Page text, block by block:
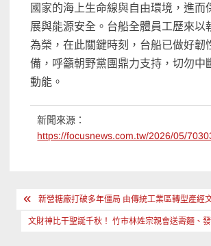
國家的海上生命線與自由環境，進而
展與能源安全。台船全體員工歷來以
為榮，在此關鍵時刻，台船已做好韌
備，呼籲朝野黨團鼎力支持，切勿中
動能。
新聞來源：
https://focusnews.com.tw/2026/05/
文
章
新營糖廠打破多年僵局 由傳統工業區轉型產經
文財神比干聖誕千秋！ 竹市林姓宗親會送壽麵、